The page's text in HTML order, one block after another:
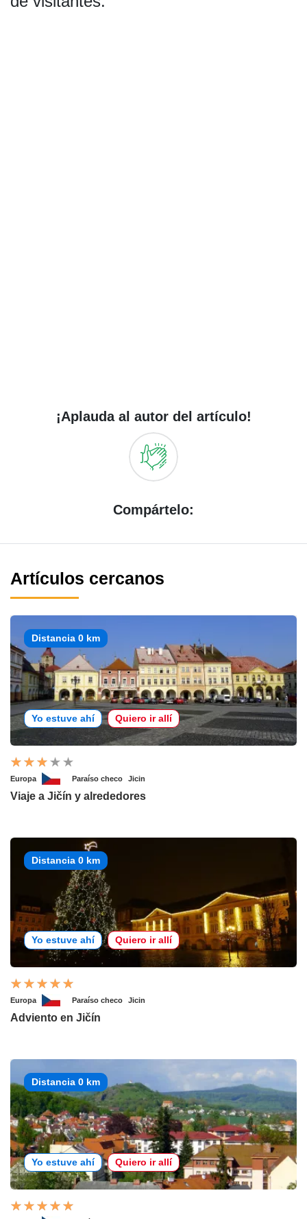
¡Aplauda al autor del artículo!
Compártelo:
Artículos cercanos
Distancia 0 km
Yo estuve ahí Quiero ir allí
Europa Paraíso checo Jicin
Viaje a Jičín y alrededores
Distancia 0 km
Yo estuve ahí Quiero ir allí
Europa Paraíso checo Jicin
Adviento en Jičín
Distancia 0 km
Yo estuve ahí Quiero ir allí